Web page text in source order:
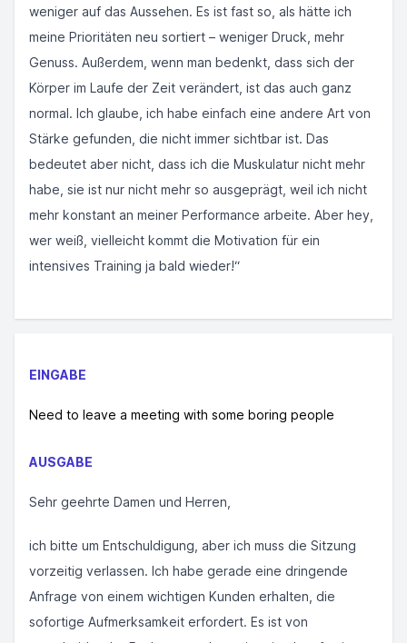
weniger auf das Aussehen. Es ist fast so, als hätte ich
meine Prioritäten neu sortiert – weniger Druck, mehr
Genuss. Außerdem, wenn man bedenkt, dass sich der
Körper im Laufe der Zeit verändert, ist das auch ganz
normal. Ich glaube, ich habe einfach eine andere Art von
Stärke gefunden, die nicht immer sichtbar ist. Das
bedeutet aber nicht, dass ich die Muskulatur nicht mehr
habe, sie ist nur nicht mehr so ausgeprägt, weil ich nicht
mehr konstant an meiner Performance arbeite. Aber hey,
wer weiß, vielleicht kommt die Motivation für ein
intensives Training ja bald wieder!“
EINGABE
Need to leave a meeting with some boring people
AUSGABE
Sehr geehrte Damen und Herren,
ich bitte um Entschuldigung, aber ich muss die Sitzung
vorzeitig verlassen. Ich habe gerade eine dringende
Anfrage von einem wichtigen Kunden erhalten, die
sofortige Aufmerksamkeit erfordert. Es ist von